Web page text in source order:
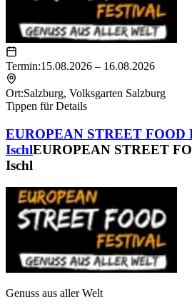
Termin:15.08.2026 – 16.08.2026
Ort:Salzburg, Volksgarten Salzburg
Tippen für Details
EUROPEAN STREET FOOD
IschlEUROPEAN STREET
Ischl
Genuss aus aller Welt